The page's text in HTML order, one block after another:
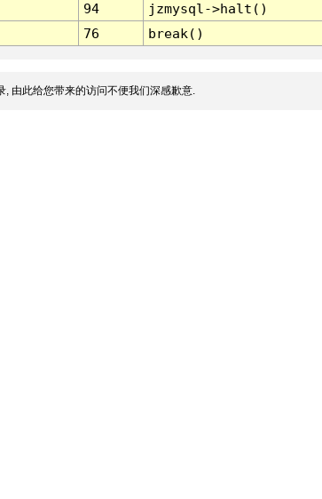
94
jzmysql->halt()
76 break()
由此给您带来的访问不便我们深感歉意.